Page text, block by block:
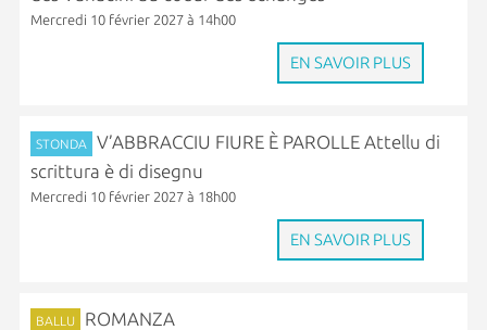
Mercredi 10 février 2027 à 14h00
EN SAVOIR PLUS
STONDA
V’ABBRACCIU FIURE È PAROLLE Attellu di
scrittura è di disegnu
Mercredi 10 février 2027 à 18h00
EN SAVOIR PLUS
BALLU ROMANZA